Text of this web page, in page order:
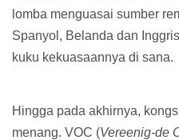
lomba menguasai sumber
Spanyol, Belanda dan
kuku kekuasaannya di sana.
Hingga pada akhirnya,
menang. VOC (Vereenig-de